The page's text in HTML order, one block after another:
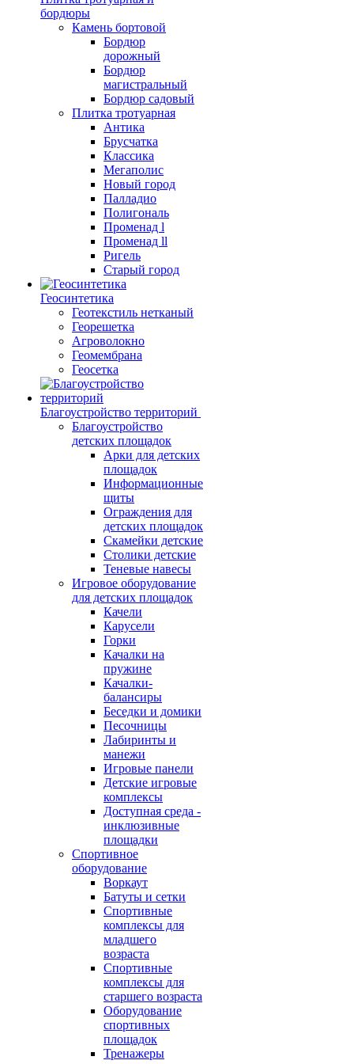
бордюры
Камень бортовой
Бордюр
дорожный
Бордюр
магистральный
Бордюр садовый
Плитка тротуарная
Антика
Брусчатка
Классика
Мегаполис
Новый город
Палладио
Полигональ
Променад l
Променад ll
Ригель
Старый город
Геосинтетика
Геотекстиль нетканый
Георешетка
Агроволокно
Геомембрана
Геосетка
Благоустройство территорий
Благоустройство
детских площадок
Арки для детских
площадок
Информационные
щиты
Ограждения для
детских площадок
Скамейки детские
Столики детские
Теневые навесы
Игровое оборудование
для детских площадок
Качели
Карусели
Горки
Качалки на
пружине
Качалки-
балансиры
Беседки и домики
Песочницы
Лабиринты и
манежи
Игровые панели
Детские игровые
комплексы
Доступная среда -
инклюзивные
площадки
Спортивное
оборудование
Воркаут
Батуты и сетки
Спортивные
комплексы для
младшего
возраста
Спортивные
комплексы для
старшего возраста
Оборудование
спортивных
площадок
Тренажеры